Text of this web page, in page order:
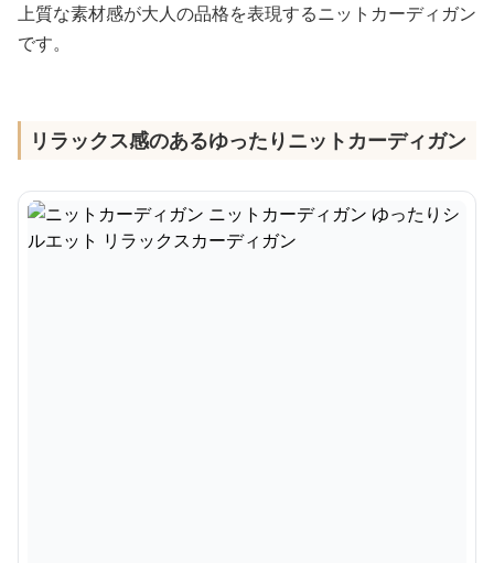
上質な素材感が大人の品格を表現するニットカーディガン
です。
リラックス感のあるゆったりニットカーディガン